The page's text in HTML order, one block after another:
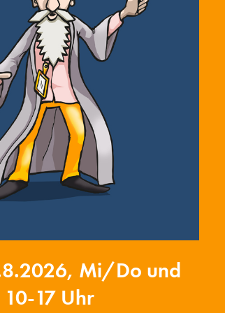
Mi/Do und
17 Uhr